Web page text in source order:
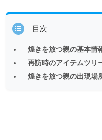
目次
煌きを放つ親の基本情
再訪時のアイテムツリ
煌きを放つ親の出現場